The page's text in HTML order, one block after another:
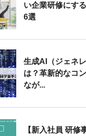
い企業研修にす
6選
生成AI（ジェネ
は？革新的なコ
なが...
【新入社員 研修